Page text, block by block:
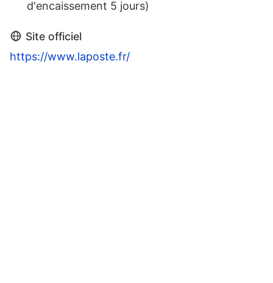
d'encaissement 5 jours)
Site officiel
https://www.laposte.fr/